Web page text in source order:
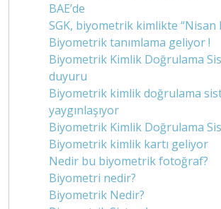
BAE’de
SGK, biyometrik kimlikte “Nisan
Biyometrik tanımlama geliyor !
Biyometrik Kimlik Doğrulama
duyuru
Biyometrik kimlik doğrulama
yaygınlaşıyor
Biyometrik Kimlik Doğrulama
Biyometrik kimlik kartı geliyor
Nedir bu biyometrik fotoğraf?
Biyometri nedir?
Biyometrik Nedir?